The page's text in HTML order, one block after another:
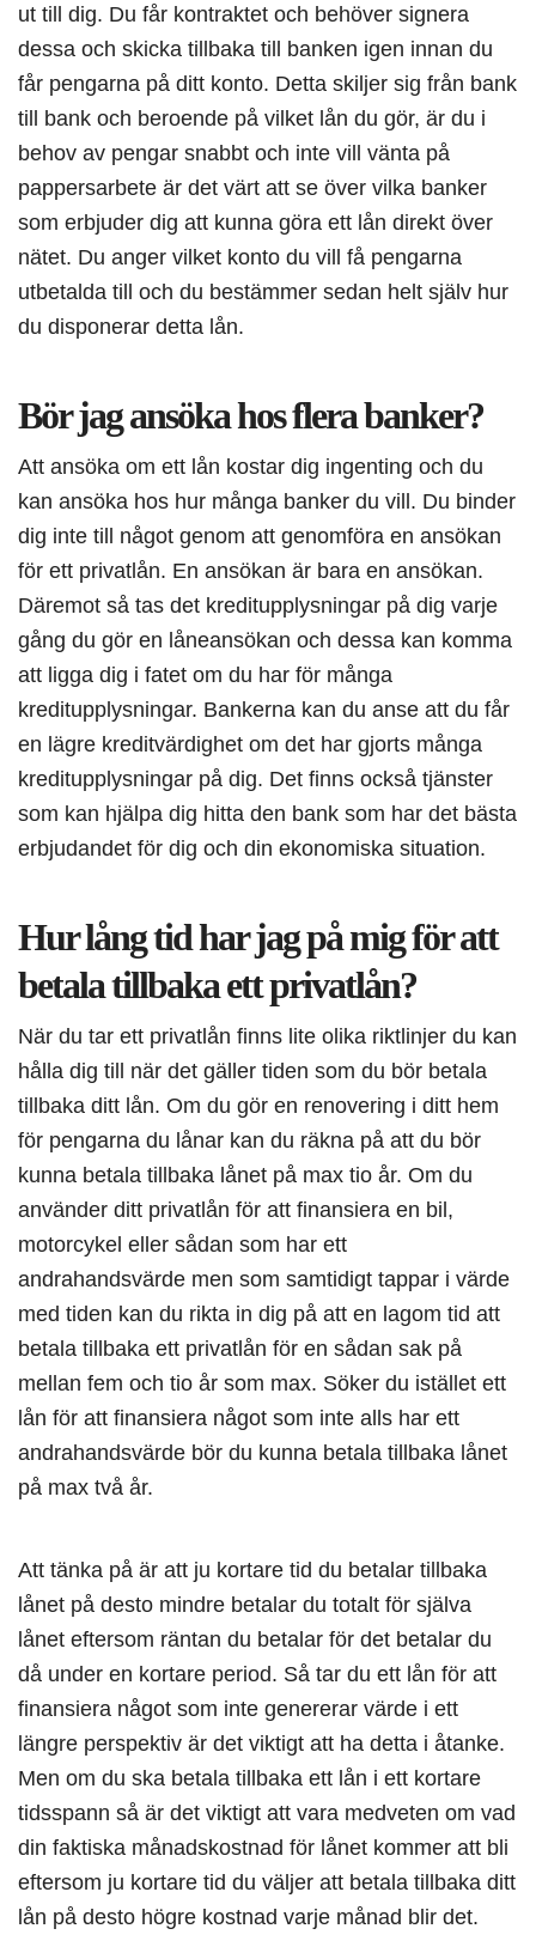
ut till dig. Du får kontraktet och behöver signera
dessa och skicka tillbaka till banken igen innan du
får pengarna på ditt konto. Detta skiljer sig från bank
till bank och beroende på vilket lån du gör, är du i
behov av pengar snabbt och inte vill vänta på
pappersarbete är det värt att se över vilka banker
som erbjuder dig att kunna göra ett lån direkt över
nätet. Du anger vilket konto du vill få pengarna
utbetalda till och du bestämmer sedan helt själv hur
du disponerar detta lån.
Bör jag ansöka hos flera banker?
Att ansöka om ett lån kostar dig ingenting och du
kan ansöka hos hur många banker du vill. Du binder
dig inte till något genom att genomföra en ansökan
för ett privatlån. En ansökan är bara en ansökan.
Däremot så tas det kreditupplysningar på dig varje
gång du gör en låneansökan och dessa kan komma
att ligga dig i fatet om du har för många
kreditupplysningar. Bankerna kan du anse att du får
en lägre kreditvärdighet om det har gjorts många
kreditupplysningar på dig. Det finns också tjänster
som kan hjälpa dig hitta den bank som har det bästa
erbjudandet för dig och din ekonomiska situation.
Hur lång tid har jag på mig för att
betala tillbaka ett privatlån?
När du tar ett privatlån finns lite olika riktlinjer du kan
hålla dig till när det gäller tiden som du bör betala
tillbaka ditt lån. Om du gör en renovering i ditt hem
för pengarna du lånar kan du räkna på att du bör
kunna betala tillbaka lånet på max tio år. Om du
använder ditt privatlån för att finansiera en bil,
motorcykel eller sådan som har ett
andrahandsvärde men som samtidigt tappar i värde
med tiden kan du rikta in dig på att en lagom tid att
betala tillbaka ett privatlån för en sådan sak på
mellan fem och tio år som max. Söker du istället ett
lån för att finansiera något som inte alls har ett
andrahandsvärde bör du kunna betala tillbaka lånet
på max två år.
Att tänka på är att ju kortare tid du betalar tillbaka
lånet på desto mindre betalar du totalt för själva
lånet eftersom räntan du betalar för det betalar du
då under en kortare period. Så tar du ett lån för att
finansiera något som inte genererar värde i ett
längre perspektiv är det viktigt att ha detta i åtanke.
Men om du ska betala tillbaka ett lån i ett kortare
tidsspann så är det viktigt att vara medveten om vad
din faktiska månadskostnad för lånet kommer att bli
eftersom ju kortare tid du väljer att betala tillbaka ditt
lån på desto högre kostnad varje månad blir det.